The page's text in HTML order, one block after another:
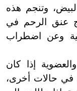
وتنجم هذه
عنق الرحم في
وعن اضطراب
إذا كان
في حالات أخرى،